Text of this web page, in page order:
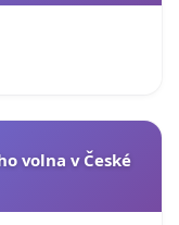
volna v České